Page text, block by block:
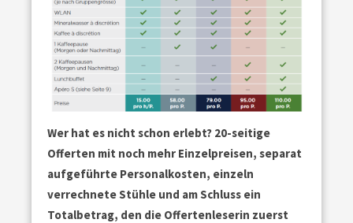
Wer hat es nicht schon erlebt? 20-seitige
Offerten mit noch mehr Einzelpreisen, separat
aufgeführte Personalkosten, einzeln
verrechnete Stühle und am Schluss ein
Totalbetrag, den die Offertenleserin zuerst